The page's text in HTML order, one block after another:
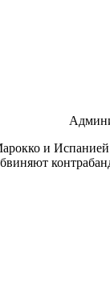
и Испанией